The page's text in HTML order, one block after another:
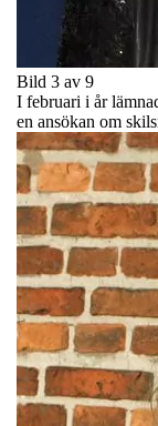
Bild 3 av 9
I februari i år
en ansökan om